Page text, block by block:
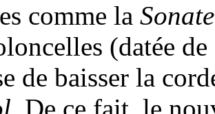
comme la
(datée
de baisser la